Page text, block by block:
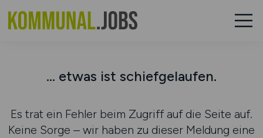
... etwas ist schiefgelaufen.
Es trat ein Fehler beim Zugriff auf die Seite auf.
Keine Sorge – wir haben zu dieser Meldung eine